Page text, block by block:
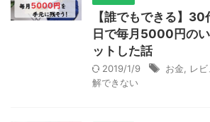
【誰でもできる】
日で毎月5000円の
ットした話
2019/1/9 お金 レ
解できない